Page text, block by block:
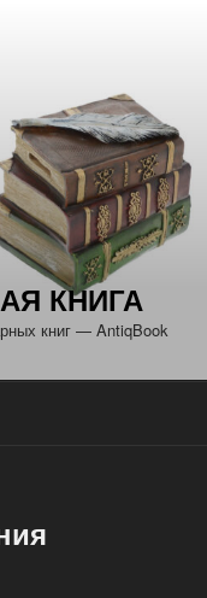
КНИГА
книг — AntiqBook